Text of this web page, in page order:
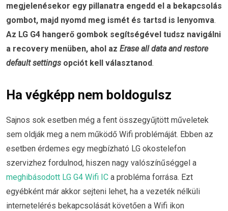
megjelenésekor egy pillanatra engedd el a bekapcsolás
gombot, majd nyomd meg ismét és tartsd is lenyomva.
Az LG G4 hangerő gombok segítségével tudsz navigálni
a recovery menüben, ahol az Erase all data and restore
default settings opciót kell választanod.
Ha végképp nem boldogulsz
Sajnos sok esetben még a fent összegyűjtött műveletek
sem oldják meg a nem működő Wifi problémáját. Ebben az
esetben érdemes egy megbízható LG okostelefon
szervizhez fordulnod, hiszen nagy valószínűséggel a
meghibásodott LG G4 Wifi IC a probléma forrása. Ezt
egyébként már akkor sejteni lehet, ha a vezeték nélküli
internetelérés bekapcsolását követően a Wifi ikon